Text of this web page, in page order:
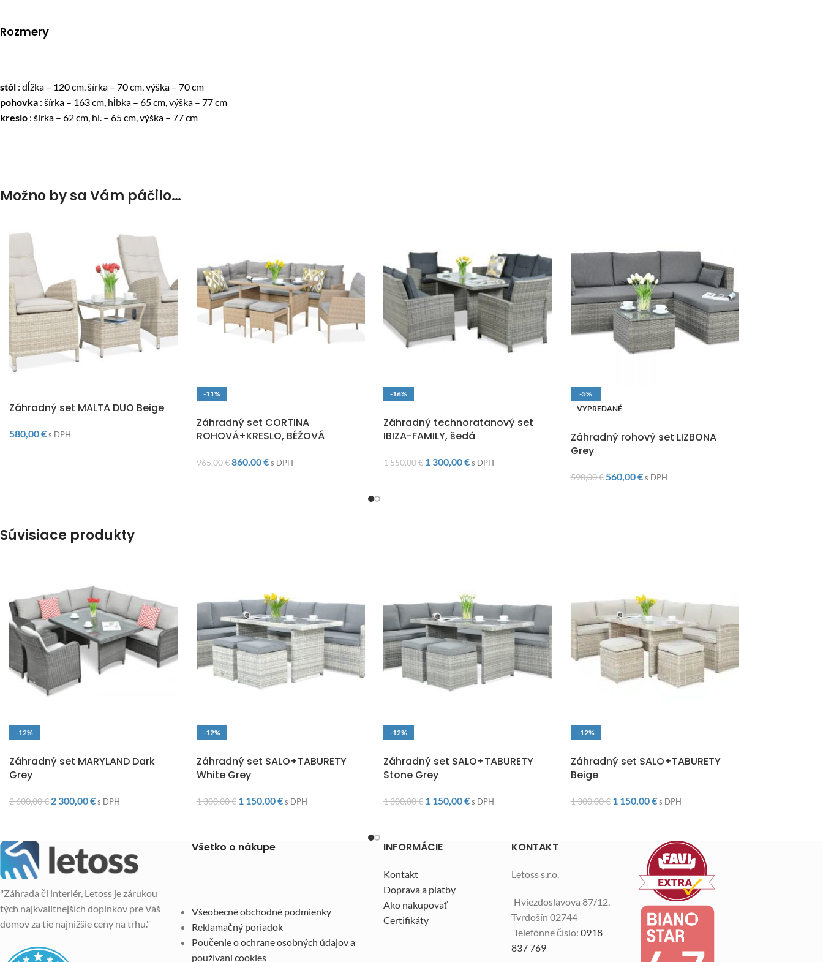
Rozmery
stôl : dĺžka – 120 cm, šírka – 70 cm, výška – 70 cm
pohovka : šírka – 163 cm, hĺbka – 65 cm, výška – 77 cm
kreslo : šírka – 62 cm, hl. – 65 cm, výška – 77 cm
Možno by sa Vám páčilo…
Záhradný set MALTA DUO Beige
580,00€s DPH
-11%
Záhradný set CORTINA
ROHOVÁ+KRESLO, BÉŽOVÁ
965,00€ 860,00€ s DPH
-16%
Záhradný technoratanový set
IBIZA-FAMILY, šedá
1 550,00€ 1 300,00€s DPH
-5%
VYPREDANÉ
Záhradný rohový set LIZBONA
Grey
590,00€ 560,00€ s DPH
Súvisiace produkty
-12%
Záhradný set MARYLAND Dark
Grey
2 600,00€ 2 300,00€s DPH
-12%
Záhradný set SALO+TABURETY
White Grey
1 300,00€ 1 150,00€ s DPH
-12%
Záhradný set SALO+TABURETY
Stone Grey
1 300,00€ 1 150,00€s DPH
-12%
Záhradný set SALO+TABURETY
Beige
1 300,00€ 1 150,00€ s DPH
"Záhrada či interiér, Letoss je zárukou
tých najkvalitnejších doplnkov pre Váš
domov za tie najnižšie ceny na trhu."
Všetko o nákupe
Všeobecné obchodné podmienky
Reklamačný poriadok
Poučenie o ochrane osobných údajov a
používaní cookies
INFORMÁCIE
Kontakt
Doprava a platby
Ako nakupovať
Certifikáty
KONTAKT
Letoss s.r.o.
Hviezdoslavova 87/12,
Tvrdošín 02744
Telefónne číslo: 0918
837 769